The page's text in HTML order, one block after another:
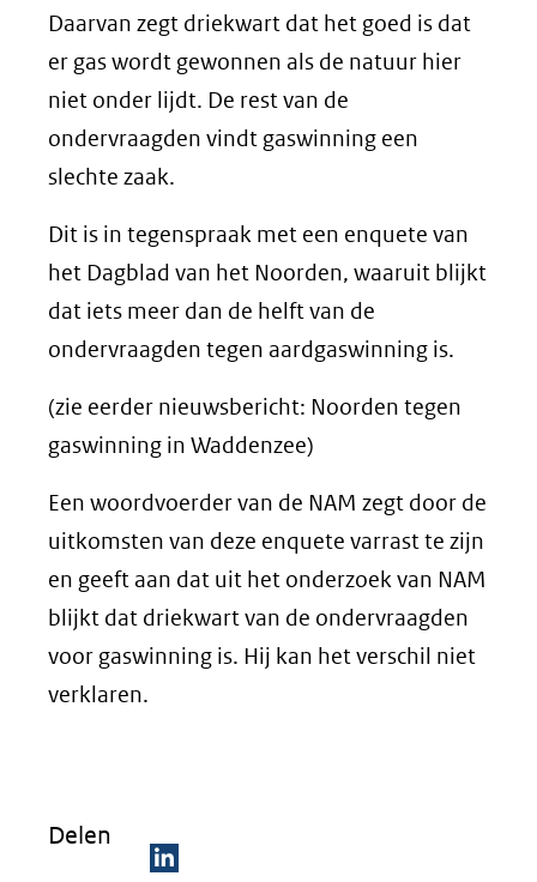
Daarvan zegt driekwart dat het goed is dat
er gas wordt gewonnen als de natuur hier
niet onder lijdt. De rest van de
ondervraagden vindt gaswinning een
slechte zaak.
Dit is in tegenspraak met een enquete van
het Dagblad van het Noorden, waaruit blijkt
dat iets meer dan de helft van de
ondervraagden tegen aardgaswinning is.
(zie eerder nieuwsbericht: Noorden tegen
gaswinning in Waddenzee)
Een woordvoerder van de NAM zegt door de
uitkomsten van deze enquete varrast te zijn
en geeft aan dat uit het onderzoek van NAM
blijkt dat driekwart van de ondervraagden
voor gaswinning is. Hij kan het verschil niet
verklaren.
Delen